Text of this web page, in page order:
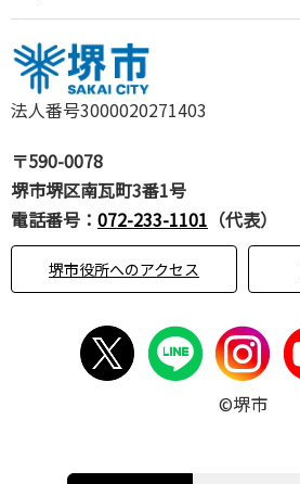
法人番号3000020271403
〒590-0078
堺市堺区南瓦町3番1号
電話番号： 072-233-1101 （代表）
堺市役所へのアクセス
©堺市